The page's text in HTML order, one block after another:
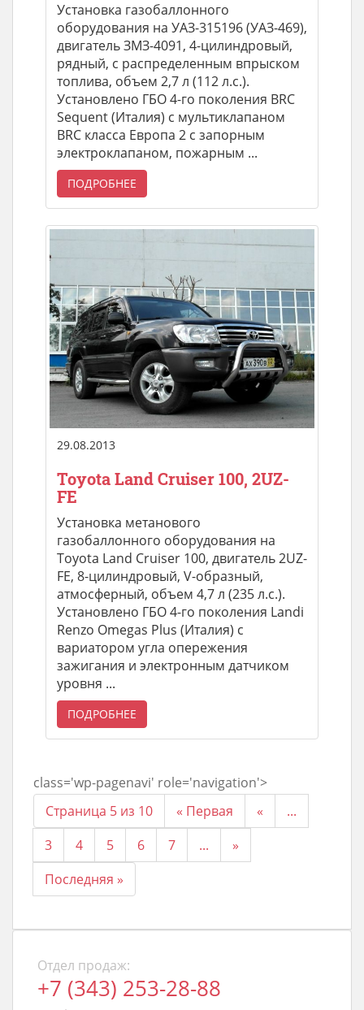
Установка газобаллонного
оборудования на УАЗ-315196 (УАЗ-469),
двигатель ЗМЗ-4091, 4-цилиндровый,
рядный, с распределенным впрыском
топлива, объем 2,7 л (112 л.с.).
Установлено ГБО 4-го поколения BRC
Sequent (Италия) с мультиклапаном
BRC класса Европа 2 с запорным
электроклапаном, пожарным ...
ПОДРОБНЕЕ
29.08.2013
Toyota Land Cruiser 100, 2UZ-
FE
Установка метанового
газобаллонного оборудования на
Toyota Land Cruiser 100, двигатель 2UZ-
FE, 8-цилиндровый, V-образный,
атмосферный, объем 4,7 л (235 л.с.).
Установлено ГБО 4-го поколения Landi
Renzo Omegas Plus (Италия) с
вариатором угла опережения
зажигания и электронным датчиком
уровня ...
ПОДРОБНЕЕ
class='wp-pagenavi' role='navigation'>
Страница 5 из 10
« Первая «
...
3
4 5 6 7 ...
»
Последняя »
Отдел продаж:
+7 (343) 253-28-88